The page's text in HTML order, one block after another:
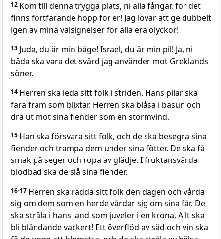
12 Kom till denna trygga plats, ni alla fångar, för det
finns fortfarande hopp för er! Jag lovar att ge dubbelt
igen av mina välsignelser för alla era olyckor!
13 Juda, du är min båge! Israel, du är min pil! Ja, ni
båda ska vara det svärd jag använder mot Greklands
söner.
14 Herren ska leda sitt folk i striden. Hans pilar ska
fara fram som blixtar. Herren ska blåsa i basun och
dra ut mot sina fiender som en stormvind.
15 Han ska försvara sitt folk, och de ska besegra sina
fiender och trampa dem under sina fötter. De ska få
smak på seger och ropa av glädje. I fruktansvärda
blodbad ska de slå sina fiender.
16-17 Herren ska rädda sitt folk den dagen och vårda
sig om dem som en herde vårdar sig om sina får. De
ska stråla i hans land som juveler i en krona. Allt ska
bli bländande vackert! Ett överflöd av säd och vin ska